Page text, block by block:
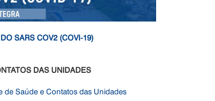
SARS COV2 (COVI-19)
DAS UNIDADES
de Saúde e Contatos das Unidades